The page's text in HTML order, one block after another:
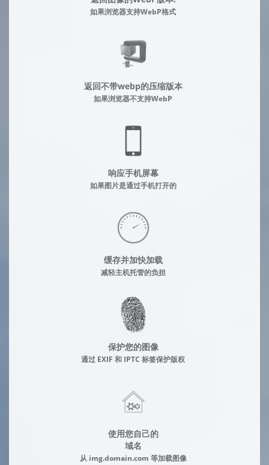
如果浏览器支持WebP格式
返回不带webp的压缩版本
如果浏览器不支持WebP
响应手机屏幕
如果图片是通过手机打开的
缓存并加快加载
减轻主机托管的负担
保护您的图像
通过 EXIF 和 IPTC 标签保护版权
使用您自己的
域名
从 img.domain.com 等加载图像